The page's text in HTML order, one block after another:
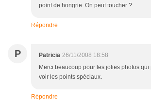
point de hongrie. On peut toucher ?
Répondre
P Patricia 26/11/2008 18:58
Merci beaucoup pour les jolies photos qui
voir les points spéciaux.
Répondre